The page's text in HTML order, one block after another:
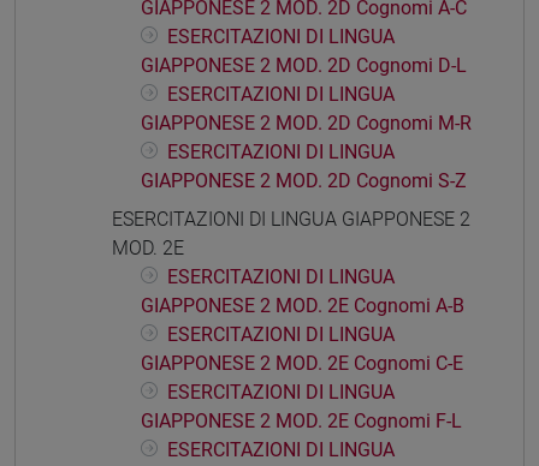
GIAPPONESE 2 MOD. 2D Cognomi A-C
ESERCITAZIONI DI LINGUA
GIAPPONESE 2 MOD. 2D Cognomi D-L
ESERCITAZIONI DI LINGUA
GIAPPONESE 2 MOD. 2D Cognomi M-R
ESERCITAZIONI DI LINGUA
GIAPPONESE 2 MOD. 2D Cognomi S-Z
ESERCITAZIONI DI LINGUA GIAPPONESE 2
MOD. 2E
ESERCITAZIONI DI LINGUA
GIAPPONESE 2 MOD. 2E Cognomi A-B
ESERCITAZIONI DI LINGUA
GIAPPONESE 2 MOD. 2E Cognomi C-E
ESERCITAZIONI DI LINGUA
GIAPPONESE 2 MOD. 2E Cognomi F-L
ESERCITAZIONI DI LINGUA